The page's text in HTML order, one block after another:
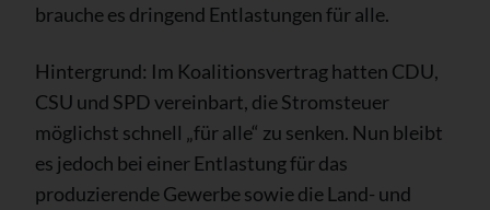
brauche es dringend Entlastungen für alle.
Hintergrund: Im Koalitionsvertrag hatten CDU,
CSU und SPD vereinbart, die Stromsteuer
möglichst schnell „für alle“ zu senken. Nun bleibt
es jedoch bei einer Entlastung für das
produzierende Gewerbe sowie die Land- und